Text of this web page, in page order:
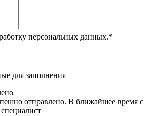
персональных данных.*
для заполнения
отправлено. В ближайшее время с